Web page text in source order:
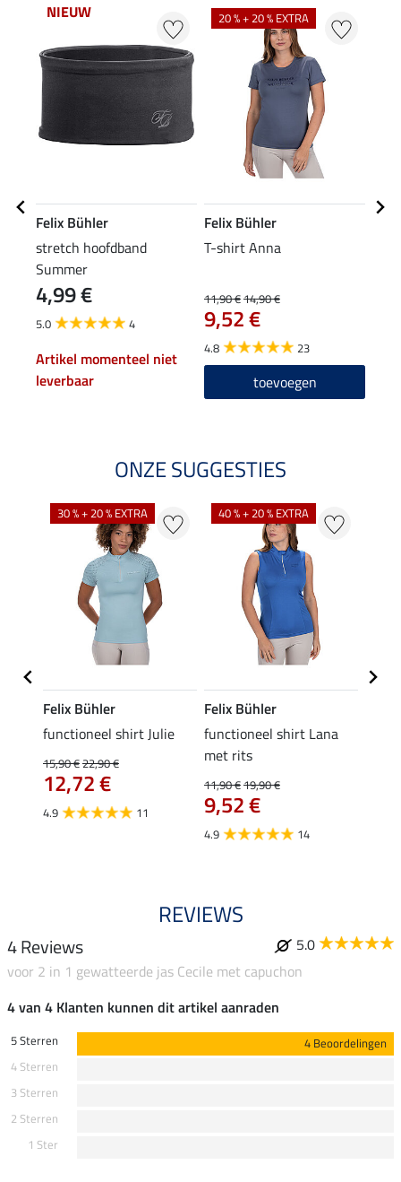
NIEUW
Felix Bühler
stretch hoofdband
Summer
4,99 €
5.0 4
Artikel momenteel niet
leverbaar
20 % + 20 % EXTRA
Felix Bühler
T-shirt Anna
11,90 €14,90 €
9,52 €
4.8 23
toevoegen
ONZE SUGGESTIES
30 % + 20 % EXTRA
Felix Bühler
functioneel shirt Julie
15,90 €22,90 €
12,72 €
4.9 11
40 % + 20 % EXTRA
Felix Bühler
functioneel shirt Lana
met rits
11,90 €19,90 €
9,52 €
4.9 14
REVIEWS
4 Reviews
5.0
voor 2 in 1 gewatteerde jas Cecile met capuchon
4 van 4 Klanten kunnen dit artikel aanraden
5 Sterren
4 Beoordelingen
4 Sterren
3 Sterren
2 Sterren
1 Ster